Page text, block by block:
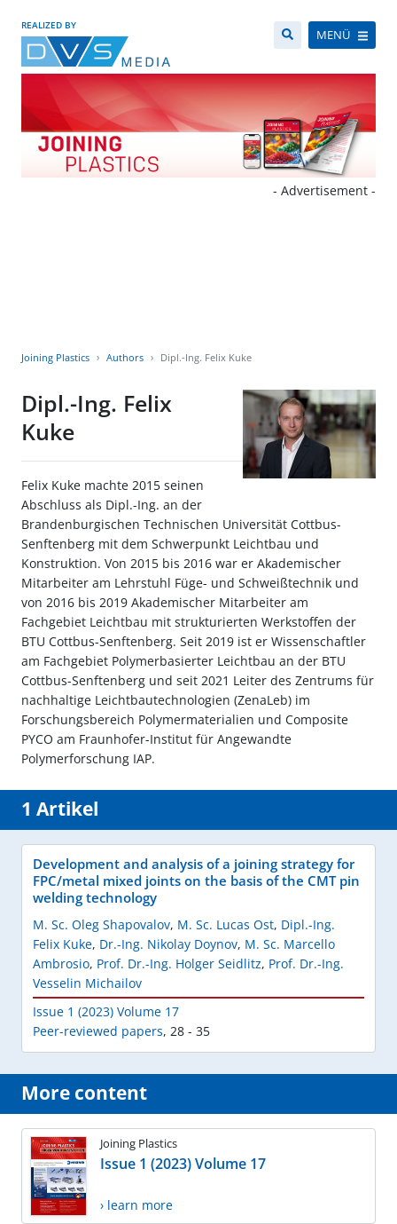
REALIZED BY
MENÜ
- Advertisement -
Joining Plastics Authors Dipl.-Ing. Felix Kuke
Dipl.-Ing. Felix
Kuke
Felix Kuke machte 2015 seinen
Abschluss als Dipl.-Ing. an der
Brandenburgischen Technischen Universität Cottbus-
Senftenberg mit dem Schwerpunkt Leichtbau und
Konstruktion. Von 2015 bis 2016 war er Akademischer
Mitarbeiter am Lehrstuhl Füge- und Schweißtechnik und
von 2016 bis 2019 Akademischer Mitarbeiter am
Fachgebiet Leichtbau mit strukturierten Werkstoffen der
BTU Cottbus-Senftenberg. Seit 2019 ist er Wissenschaftler
am Fachgebiet Polymerbasierter Leichtbau an der BTU
Cottbus-Senftenberg und seit 2021 Leiter des Zentrums für
nachhaltige Leichtbautechnologien (ZenaLeb) im
Forschungsbereich Polymermaterialien und Composite
PYCO am Fraunhofer-Institut für Angewandte
Polymerforschung IAP.
1 Artikel
Development and analysis of a joining strategy for
FPC/metal mixed joints on the basis of the CMT pin
welding technology
M. Sc. Oleg Shapovalov, M. Sc. Lucas Ost, Dipl.-Ing.
Felix Kuke, Dr.-Ing. Nikolay Doynov, M. Sc. Marcello
Ambrosio, Prof. Dr.-Ing. Holger Seidlitz, Prof. Dr.-Ing.
Vesselin Michailov
Issue 1 (2023) Volume 17
Peer-reviewed papers, 28 - 35
More content
Joining Plastics
Issue 1 (2023) Volume 17
› learn more